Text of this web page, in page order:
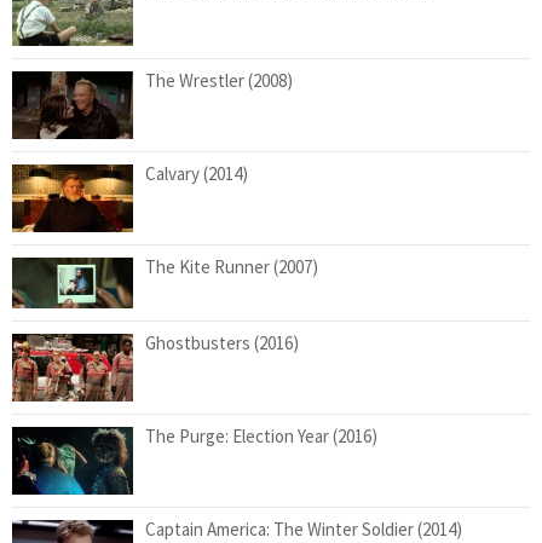
The Wrestler (2008)
Calvary (2014)
The Kite Runner (2007)
Ghostbusters (2016)
The Purge: Election Year (2016)
Captain America: The Winter Soldier (2014)